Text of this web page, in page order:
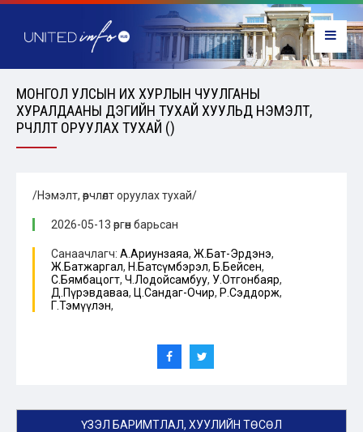
МОНГОЛ УЛСЫН ИХ ХУРЛЫН ЧУУЛГАНЫ
ХУРАЛДААНЫ ДЭГИЙН ТУХАЙ ХУУЛЬД НЭМЭЛТ,
ӨӨРЧЛӨЛТ ОРУУЛАХ ТУХАЙ ()
/Нэмэлт, өөрчлөлт оруулах тухай/
2026-05-13 өргөн барьсан
Санаачлагч: А.Ариунзаяа, Ж.Бат-Эрдэнэ,
Ж.Батжаргал, Н.Батсүмбэрэл, Б.Бейсен,
С.Бямбацогт, Ч.Лодойсамбуу, У.Отгонбаяр,
Д.Пүрэвдаваа, Ц.Сандаг-Очир, Р.Сэддорж,
Г.Тэмүүлэн,
ҮЗЭЛ БАРИМТЛАЛ, ХУУЛИЙН ТӨСӨЛ